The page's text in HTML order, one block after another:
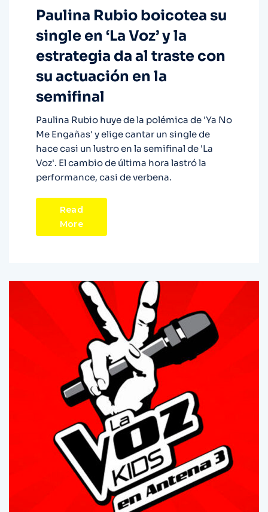
Paulina Rubio boicotea su
single en ‘La Voz’ y la
estrategia da al traste con
su actuación en la
semifinal
Paulina Rubio huye de la polémica de 'Ya No
Me Engañas' y elige cantar un single de
hace casi un lustro en la semifinal de 'La
Voz'. El cambio de última hora lastró la
performance, casi de verbena.
Read
More